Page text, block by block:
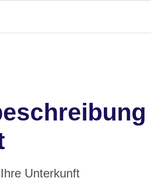
Unterkunft